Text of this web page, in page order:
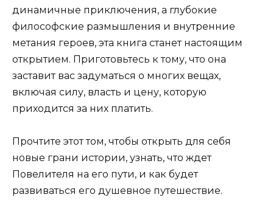
динамичные приключения, а глубокие
философские размышления и внутренние
метания героев, эта книга станет настоящим
открытием. Приготовьтесь к тому, что она
заставит вас задуматься о многих вещах,
включая силу, власть и цену, которую
приходится за них платить.
Прочтите этот том, чтобы открыть для себя
новые грани истории, узнать, что ждет
Повелителя на его пути, и как будет
развиваться его душевное путешествие.